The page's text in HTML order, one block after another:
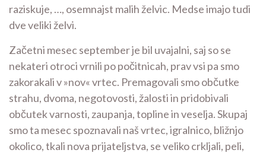
raziskuje, …, osemnajst malih želvic. Medse imajo tudi
dve veliki želvi.
Začetni mesec september je bil uvajalni, saj so se
nekateri otroci vrnili po počitnicah, prav vsi pa smo
zakorakali v »nov« vrtec. Premagovali smo občutke
strahu, dvoma, negotovosti, žalosti in pridobivali
občutek varnosti, zaupanja, topline in veselja. Skupaj
smo ta mesec spoznavali naš vrtec, igralnico, bližnjo
okolico, tkali nova prijateljstva, se veliko crkljali, peli,